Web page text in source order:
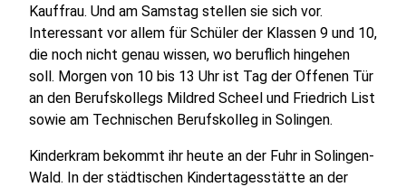
Kauffrau. Und am Samstag stellen sie sich vor.
Interessant vor allem für Schüler der Klassen 9 und 10,
die noch nicht genau wissen, wo beruflich hingehen
soll. Morgen von 10 bis 13 Uhr ist Tag der Offenen Tür
an den Berufskollegs Mildred Scheel und Friedrich List
sowie am Technischen Berufskolleg in Solingen.
Kinderkram bekommt ihr heute an der Fuhr in Solingen-
Wald. In der städtischen Kindertagesstätte an der